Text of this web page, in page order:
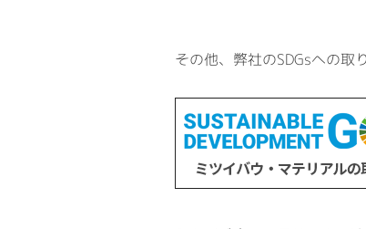
その他、弊社のSDGsへの取